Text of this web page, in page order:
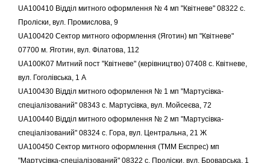
UA100410 Відділ митного оформлення № 4 мп "Квітневе" 08322 с.
Проліски, вул. Промислова, 9
UA100420 Сектор митного оформлення (Яготин) мп "Квітневе"
07700 м. Яготин, вул. Філатова, 112
UA100K07 Митний пост "Квітневе" (керівництво) 07408 с. Квітневе,
вул. Гоголівська, 1 А
UA100430 Відділ митного оформлення № 1 мп "Мартусівка-
спеціалізований" 08343 с. Мартусівка, вул. Мойсеєва, 72
UA100440 Відділ митного оформлення № 2 мп "Мартусівка-
спеціалізований" 08324 с. Гора, вул. Центральна, 21 Ж
UA100450 Сектор митного оформлення (ТММ Експрес) мп
"Мартусівка-спеціалізований" 08322 с. Проліски, вул. Броварська, 1